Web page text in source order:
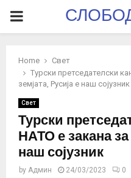
PRIMARY
Home
Свет
Турски претседателски
земјата, Русија е наш сојузник
Свет
Турски
НАТО е закана за
наш сојузник
by Админ 24/03/2023 0